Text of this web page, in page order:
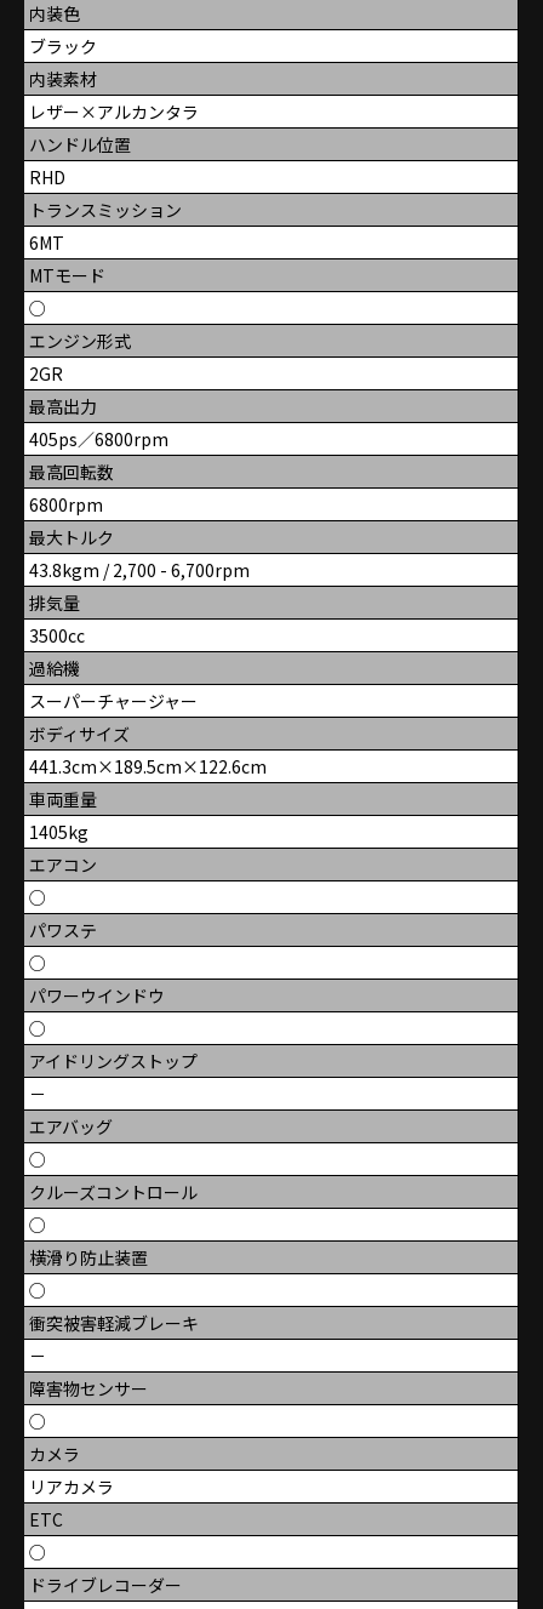
内装色
ブラック
内装素材
レザー×アルカンタラ
ハンドル位置
RHD
トランスミッション
6MT
MTモード
○
エンジン形式
2GR
最高出力
405ps／6800rpm
最高回転数
6800rpm
最大トルク
43.8kgm / 2,700 - 6,700rpm
排気量
3500cc
過給機
スーパーチャージャー
ボディサイズ
441.3cm×189.5cm×122.6cm
車両重量
1405kg
エアコン
○
パワステ
○
パワーウインドウ
○
アイドリングストップ
－
エアバッグ
○
クルーズコントロール
○
横滑り防止装置
○
衝突被害軽減ブレーキ
－
障害物センサー
○
カメラ
リアカメラ
ETC
○
ドライブレコーダー